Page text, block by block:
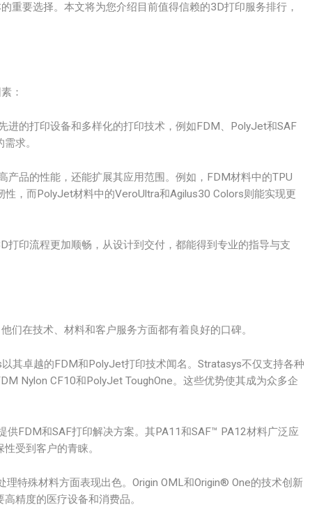
重要选择。本文将为您介绍目前值得信赖的3D打印服务排行，
：
进的打印设备和多样化的打印技术，例如FDM、PolyJet和SAF
求。
产品的性能，还能扩展其应用范围。例如，FDM材料中的TPU
，而PolyJet材料中的VeroUltra和Agilus30 Colors则能实现更
打印流程更加顺畅，从设计到交付，都能得到专业的指导与支
们在技术、材料和客户服务方面都有着良好的口碑。
其卓越的FDM和PolyJet打印技术闻名。Stratasys不仅支持各种
Nylon CF10和PolyJet ToughOne。这些优势使其成为众多企
供FDM和SAF打印解决方案。其PA11和SAF™ PA12材料广泛应
受到客户的青睐。
理特殊材料方面表现出色。Origin OML和Origin® One的技术创新
精度的医疗设备和消费品。